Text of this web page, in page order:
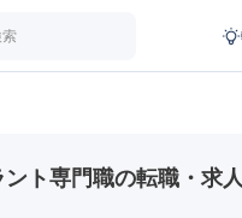
ト専門職の転職・求